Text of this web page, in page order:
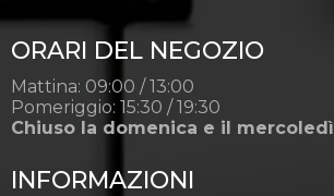
ORARI DEL NEGOZIO
Mattina: 09:00 / 13:00
Pomeriggio: 15:30 / 19:30
Chiuso la domenica e il mercoledì
INFORMAZIONI